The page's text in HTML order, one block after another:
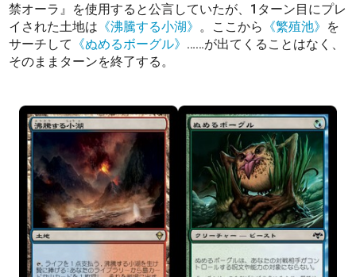
禁オーラ』を使用すると公言していたが、1ターン目にプレ
イされた土地は 《沸騰する小湖》 。ここから 《繁殖池》 を
サーチして 《ぬめるボーグル》 ……が出てくることはなく、
そのままターンを終了する。